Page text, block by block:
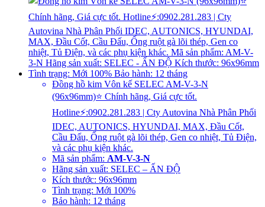
Đồng hồ kim Vôn kế SELEC AM-V-3-N
(96x96mm)⭐ Chính hãng, Giá cực tốt.
Hotline⚡:0902.281.283 | Cty Autovina Nhà Phân Phối
IDEC, AUTONICS, HYUNDAI, MAX, Đầu Cốt,
Cầu Đấu, Ống ruột gà lõi thép, Gen co nhiệt, Tủ Điện,
và các phụ kiện khác.
Mã sản phẩm: AM-V-3-N
Hãng sản xuất: SELEC – ẤN ĐỘ
Kích thước: 96x96mm
Tình trạng: Mới 100%
Bảo hành: 12 tháng